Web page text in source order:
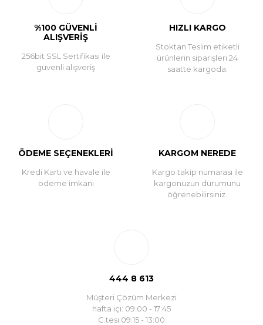
%100 GÜVENLİ
ALIŞVERİŞ
256bit SSL Sertifikası ile
güvenli alışveriş
HIZLI KARGO
Stoktan Teslim etiketli
ürünlerin siparişleri 24
saatte kargoda.
ÖDEME SEÇENEKLERİ
Kredi Kartı ve havale ile
ödeme imkanı
KARGOM NEREDE
Kargo takip numarası ile
kargonuzun durumunu
öğrenebilirsiniz.
444 8 613
Müşteri Çözüm Merkezi
hafta içi: 09:00 - 17:45
C.tesi 09:15 - 13:00